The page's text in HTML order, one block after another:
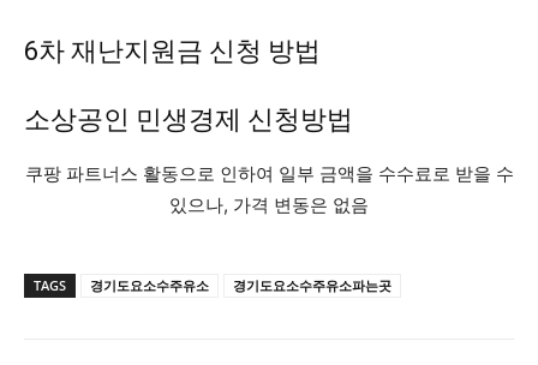
6차 재난지원금 신청 방법
소상공인 민생경제 신청방법
쿠팡 파트너스 활동으로 인하여 일부 금액을 수수료로 받을 수
있으나, 가격 변동은 없음
TAGS 경기도요소수주유소 경기도요소수주유소파는곳